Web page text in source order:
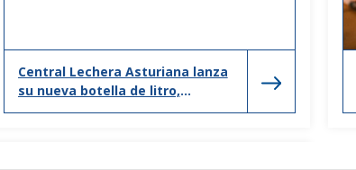
Central Lechera Asturiana lanza
su nueva botella de litro,
adaptada a los nuevos hogares